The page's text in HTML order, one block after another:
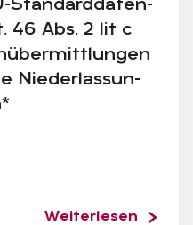
Stan­dard­da­ten­
46 Abs. 2 lit c
Nie­der­las­sun­
Weiterlesen